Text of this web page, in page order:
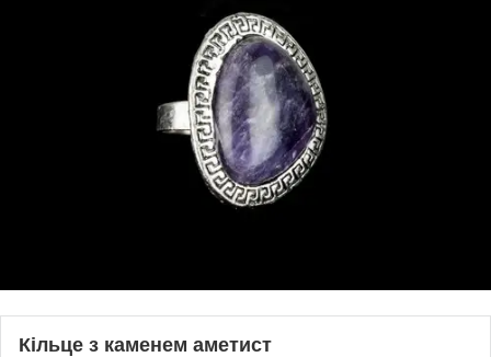
Кільце з каменем аметист